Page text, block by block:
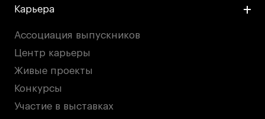
Карьера
Ассоциация выпускников
Центр карьеры
Живые проекты
Конкурсы
Участие в выставках